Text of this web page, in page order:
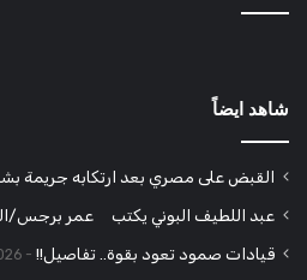
شاهد ايضاً
القبض على مصري بعد ارتكابه جريمة
عبد اللطيف البوني يكتب عمر برجس/
قيادات صمود تعود بقوة.. تفاصيل!! 08-10